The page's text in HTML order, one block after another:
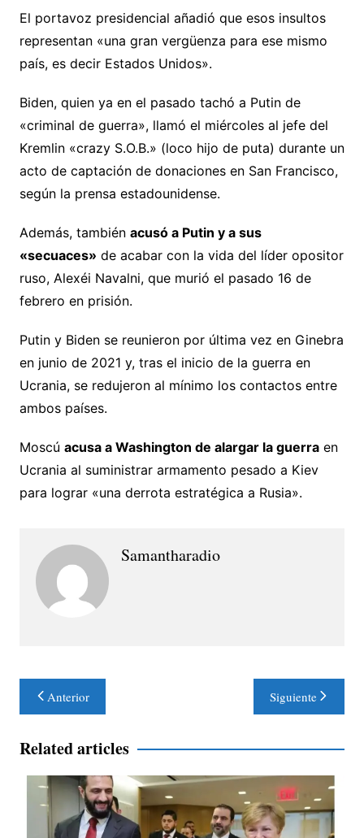
El portavoz presidencial añadió que esos insultos
representan «una gran vergüenza para ese mismo
país, es decir Estados Unidos».
Biden, quien ya en el pasado tachó a Putin de
«criminal de guerra», llamó el miércoles al jefe del
Kremlin «crazy S.O.B.» (loco hijo de puta) durante un
acto de captación de donaciones en San Francisco,
según la prensa estadounidense.
Además, también acusó a Putin y a sus
«secuaces» de acabar con la vida del líder opositor
ruso, Alexéi Navalni, que murió el pasado 16 de
febrero en prisión.
Putin y Biden se reunieron por última vez en Ginebra
en junio de 2021 y, tras el inicio de la guerra en
Ucrania, se redujeron al mínimo los contactos entre
ambos países.
Moscú acusa a Washington de alargar la guerraen
Ucrania al suministrar armamento pesado a Kiev
para lograr «una derrota estratégica a Rusia».
Samantharadio
Navegación
de
entradas
Anterior Siguiente
Related articles